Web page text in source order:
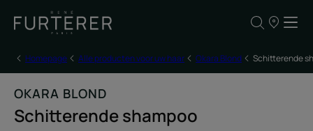
ONZE
Homepage
Alle producten voor uw haar Okara Blond Schitterende
OKARA BLOND
Schitterende shampoo